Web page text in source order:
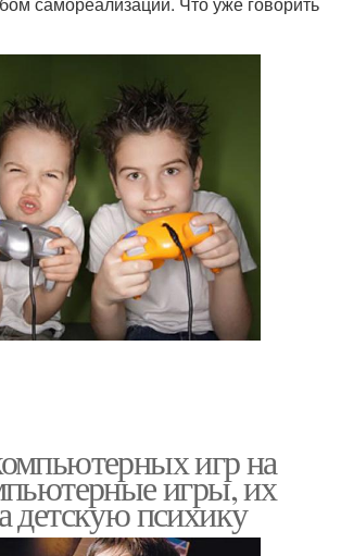
игр на
игры, их
детскую психику